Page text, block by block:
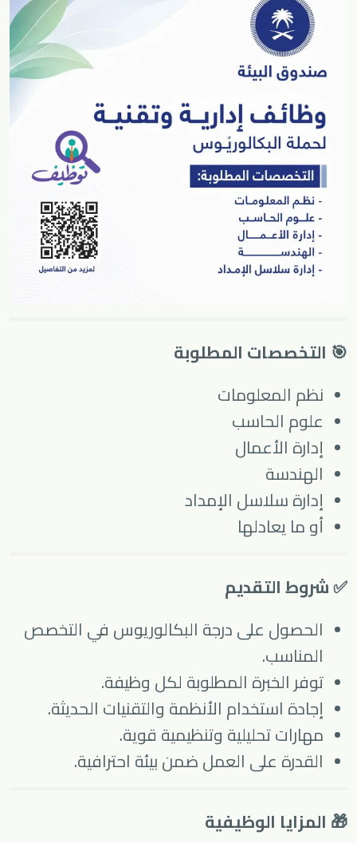
🎯 التخصصات المطلوبة
نظم المعلومات
علوم الحاسب
إدارة الأعمال
الهندسة
إدارة سلاسل الإمداد
أو ما يعادلها
✅ شروط التقديم
الحصول على درجة البكالوريوس في التخصص
المناسب.
توفر الخبرة المطلوبة لكل وظيفة.
إجادة استخدام الأنظمة والتقنيات الحديثة.
مهارات تحليلية وتنظيمية قوية.
القدرة على العمل ضمن بيئة احترافية.
🎁 المزايا الوظيفية